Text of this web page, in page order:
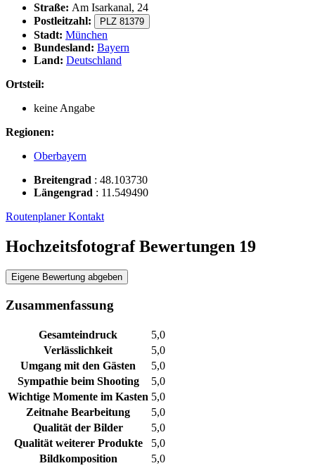
Straße: Am Isarkanal, 24
Postleitzahl:
PLZ 81379
Stadt: München
Bundesland: Bayern
Land: Deutschland
Ortsteil:
keine Angabe
Regionen:
Oberbayern
Breitengrad : 48.103730
Längengrad : 11.549490
RoutenplanerKontakt
Hochzeitsfotograf Bewertungen 19
Eigene Bewertung abgeben
Zusammenfassung
Gesamteindruck
5,0
Verlässlichkeit
5,0
Umgang mit den Gästen
5,0
Sympathie beim Shooting
5,0
Wichtige Momente im Kasten 5,0
Zeitnahe Bearbeitung
5,0
Qualität der Bilder
5,0
Qualität weiterer Produkte
5,0
Bildkomposition
5,0